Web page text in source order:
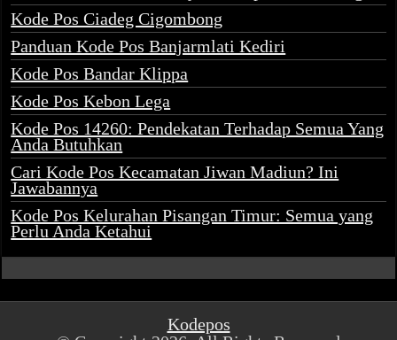
Kode Pos Ciadeg Cigombong
Panduan Kode Pos Banjarmlati Kediri
Kode Pos Bandar Klippa
Kode Pos Kebon Lega
Kode Pos 14260: Pendekatan Terhadap Semua Yang
Anda Butuhkan
Cari Kode Pos Kecamatan Jiwan Madiun? Ini
Jawabannya
Kode Pos Kelurahan Pisangan Timur: Semua yang
Perlu Anda Ketahui
Kodepos